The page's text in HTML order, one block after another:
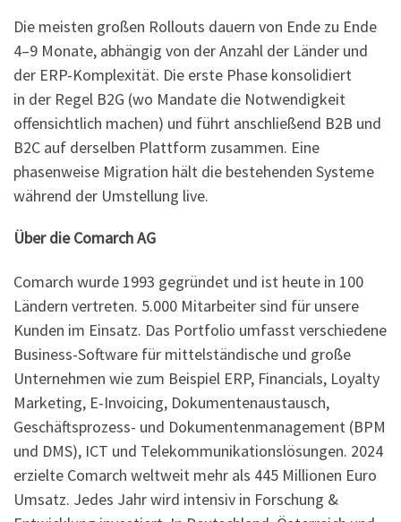
Die meisten großen Rollouts dauern von Ende zu Ende
4–9 Monate, abhängig von der Anzahl der Länder und
der ERP-Komplexität. Die erste Phase konsolidiert
in der Regel B2G (wo Mandate die Notwendigkeit
offensichtlich machen) und führt anschließend B2B und
B2C auf derselben Plattform zusammen. Eine
phasenweise Migration hält die bestehenden Systeme
während der Umstellung live.
Über die Comarch AG
Comarch wurde 1993 gegründet und ist heute in 100
Ländern vertreten. 5.000 Mitarbeiter sind für unsere
Kunden im Einsatz. Das Portfolio umfasst verschiedene
Business-Software für mittelständische und große
Unternehmen wie zum Beispiel ERP, Financials, Loyalty
Marketing, E-Invoicing, Dokumentenaustausch,
Geschäftsprozess- und Dokumentenmanagement (BPM
und DMS), ICT und Telekommunikationslösungen. 2024
erzielte Comarch weltweit mehr als 445 Millionen Euro
Umsatz. Jedes Jahr wird intensiv in Forschung &